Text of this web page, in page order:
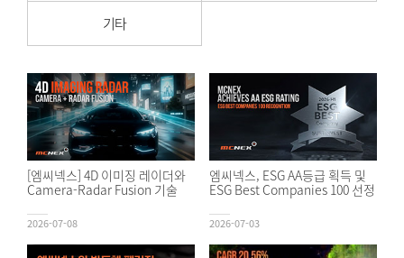
기타
[엠씨넥스] 4D 이미징 레이더와
Camera-Radar Fusion 기술
2026-07-08
엠씨넥스, ESG AA등급 획득 및
ESG Best Companies 100 선정
2026-07-03